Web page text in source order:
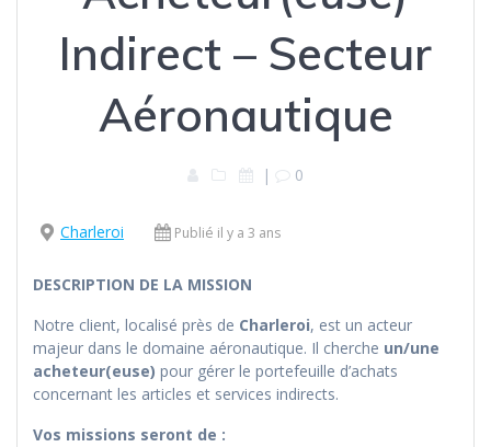
Indirect – Secteur
Aéronautique
| 0
Charleroi Publié il y a 3 ans
DESCRIPTION DE LA MISSION
Notre client, localisé près de Charleroi, est un acteur
majeur dans le domaine aéronautique. Il cherche un/une
acheteur(euse) pour gérer le portefeuille d’achats
concernant les articles et services indirects.
Vos missions seront de :